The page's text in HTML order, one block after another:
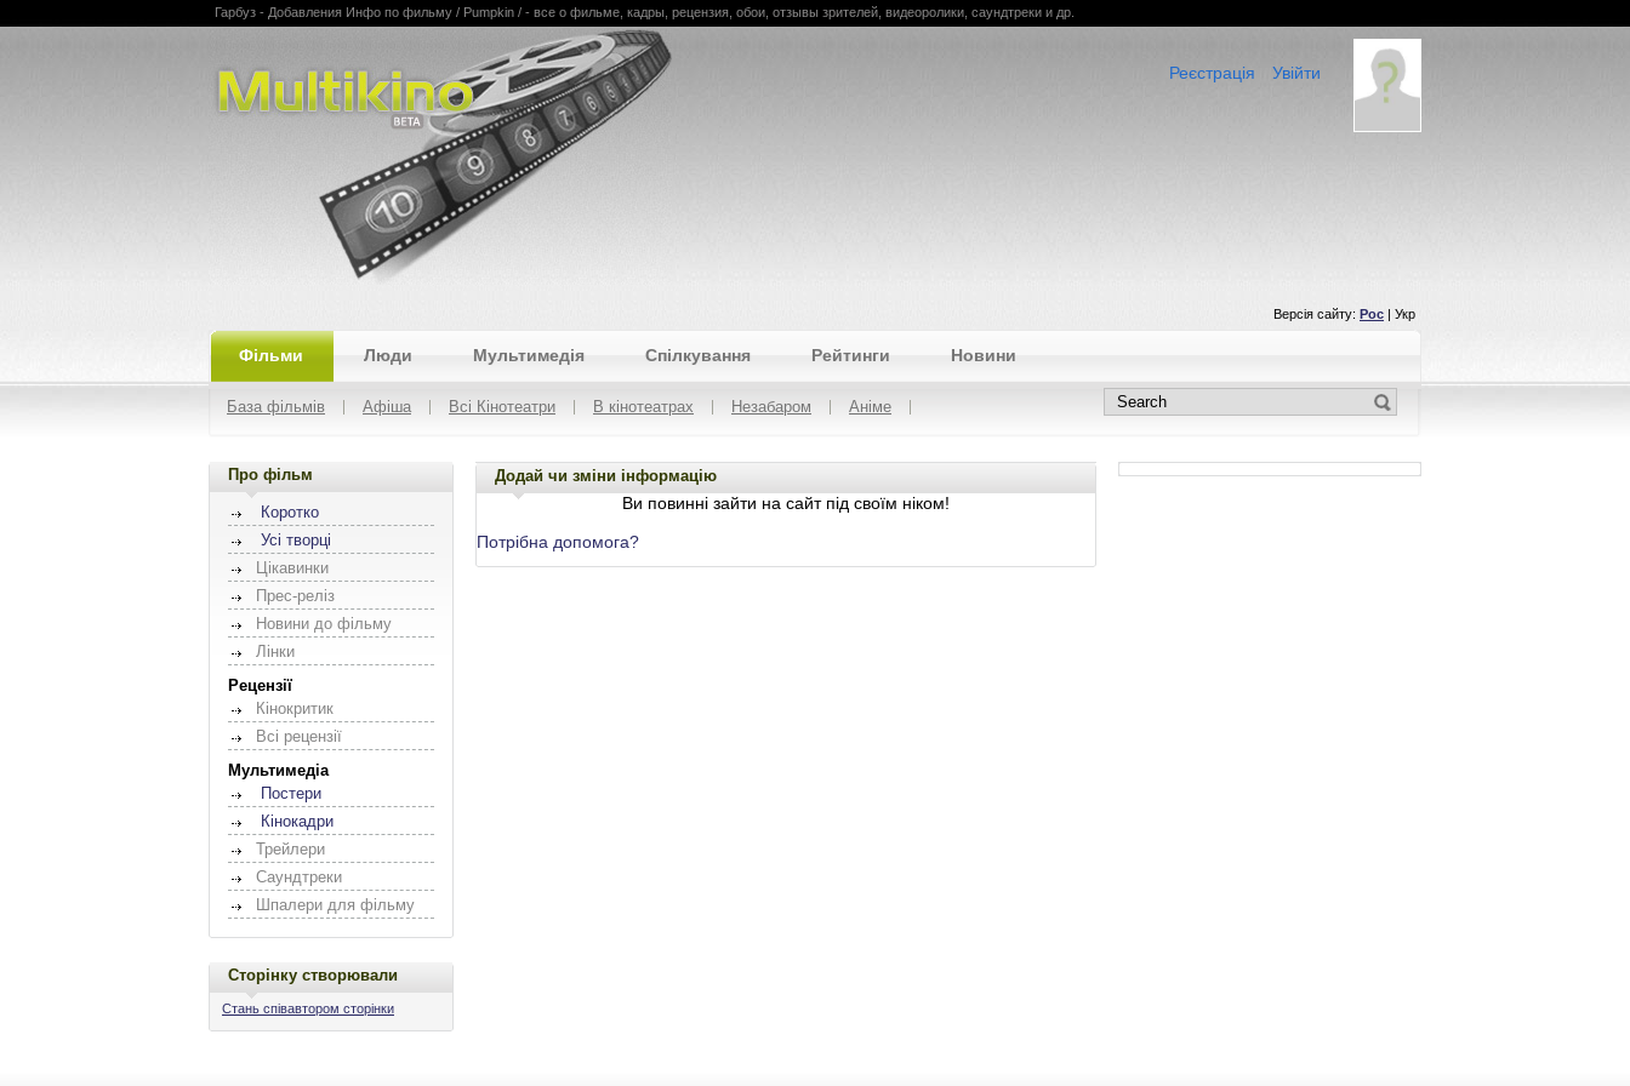
Multikino
Гарбуз - Добавления Инфо по фильму / Pumpkin / - все о фильме, кадры, рецензия, обои, отзывы зрителей, видеоролики, саундтреки и др.
Увійти
Реєстрація
Версія сайту: Рос | Укр
Фільми Люди Мультимедія Спілкування Рейтинги Новини
База фільмів Афіша Всі Кінотеатри В кінотеатрах Незабаром Аніме
Про фільм
Коротко
Усі творці
Цікавинки
Прес-реліз
Новини до фільму
Лінки
Рецензії
Кінокритик
Всі рецензії
Мультимедіа
Постери
Кінокадри
Трейлери
Саундтреки
Шпалери для фільму
Сторінку створювали
Стань співавтором сторінки
Додай чи зміни інформацію
Ви повинні зайти на сайт під своїм ніком!
Потрібна допомога?